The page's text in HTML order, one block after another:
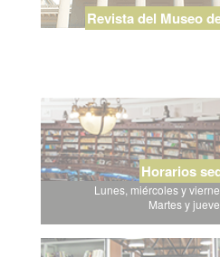
Revista del Museo
Horarios
Lunes, miércoles y
Martes y